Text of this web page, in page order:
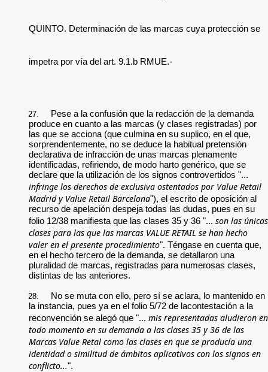
QUINTO. Determinación de las marcas cuya protección se
impetra por vía del art. 9.1.b RMUE.-
27.
Pese a la confusión que la redacción de la demanda
produce en cuanto a las marcas (y clases registradas) por
las que se acciona (que culmina en su suplico, en el que,
sorprendentemente, no se deduce la habitual pretensión
declarativa de infracción de unas marcas plenamente
identificadas, refiriendo, de modo harto genérico, que se
declare que la utilización de los signos controvertidos "...
infringe los derechos de exclusiva ostentados por Value Retail
Madrid y Value Retail Barcelona"), el escrito de oposición al
recurso de apelación despeja todas las dudas, pues en su
folio 12/38 manifiesta que las clases 35 y 36 "... son las únicas
clases para las que las marcas VALUE RETAIL se han hecho
valer en el presente procedimiento". Téngase en cuenta que,
en el hecho tercero de la demanda, se detallaron una
pluralidad de marcas, registradas para numerosas clases,
distintas de las anteriores.
28.
No se muta con ello, pero sí se aclara, lo mantenido en
la instancia, pues ya en el folio 5/72 de lacontestación a la
reconvención se alegó que "... mis representadas aludieron en
todo momento en su demanda a las clases 35 y 36 de las
Marcas Value Retal como las clases en que se producía una
identidad o similitud de ámbitos aplicativos con los signos en
conflicto...".